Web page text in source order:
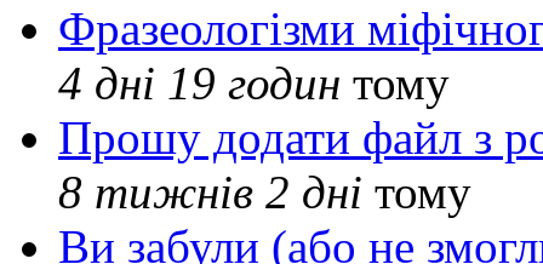
Фразеологізми
4 дні 19 годин тому
Прошу додати файл з
8 тижнів 2 дні тому
Ви забули (або не